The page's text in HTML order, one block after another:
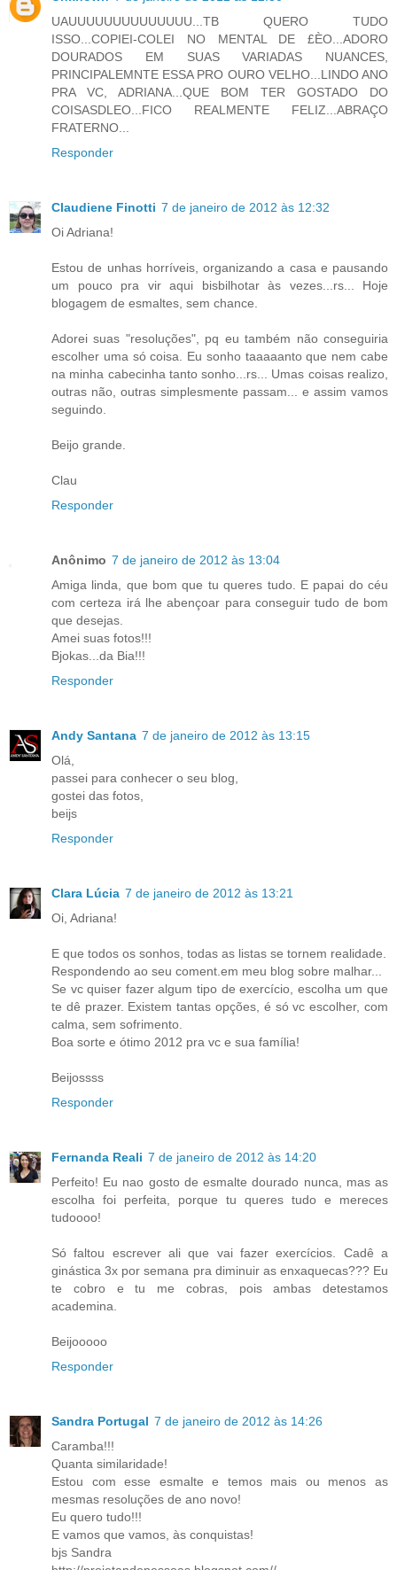
UAUUUUUUUUUUUUUU...TB QUERO TUDO
ISSO...COPIEI-COLEI NO MENTAL DE £ÈO...ADORO
DOURADOS EM SUAS VARIADAS NUANCES,
PRINCIPALEMNTE ESSA PRO OURO VELHO...LINDO ANO
PRA VC, ADRIANA...QUE BOM TER GOSTADO DO
COISASDLEO...FICO REALMENTE FELIZ...ABRAÇO
FRATERNO...
Responder
Claudiene Finotti 7 de janeiro de 2012 às 12:32
Oi Adriana!
Estou de unhas horríveis, organizando a casa e pausando
um pouco pra vir aqui bisbilhotar às vezes...rs... Hoje
blogagem de esmaltes, sem chance.
Adorei suas "resoluções", pq eu também não conseguiria
escolher uma só coisa. Eu sonho taaaaanto que nem cabe
na minha cabecinha tanto sonho...rs... Umas coisas realizo,
outras não, outras simplesmente passam... e assim vamos
seguindo.
Beijo grande.
Clau
Responder
Anônimo 7 de janeiro de 2012 às 13:04
Amiga linda, que bom que tu queres tudo. E papai do céu
com certeza irá lhe abençoar para conseguir tudo de bom
que desejas.
Amei suas fotos!!!
Bjokas...da Bia!!!
Responder
Andy Santana 7 de janeiro de 2012 às 13:15
Olá,
passei para conhecer o seu blog,
gostei das fotos,
beijs
Responder
Clara Lúcia 7 de janeiro de 2012 às 13:21
Oi, Adriana!
E que todos os sonhos, todas as listas se tornem realidade.
Respondendo ao seu coment.em meu blog sobre malhar...
Se vc quiser fazer algum tipo de exercício, escolha um que
te dê prazer. Existem tantas opções, é só vc escolher, com
calma, sem sofrimento.
Boa sorte e ótimo 2012 pra vc e sua família!
Beijossss
Responder
Fernanda Reali 7 de janeiro de 2012 às 14:20
Perfeito! Eu nao gosto de esmalte dourado nunca, mas as
escolha foi perfeita, porque tu queres tudo e mereces
tudoooo!
Só faltou escrever ali que vai fazer exercícios. Cadê a
ginástica 3x por semana pra diminuir as enxaquecas??? Eu
te cobro e tu me cobras, pois ambas detestamos
academina.
Beijooooo
Responder
Sandra Portugal 7 de janeiro de 2012 às 14:26
Caramba!!!
Quanta similaridade!
Estou com esse esmalte e temos mais ou menos as
mesmas resoluções de ano novo!
Eu quero tudo!!!
E vamos que vamos, às conquistas!
bjs Sandra